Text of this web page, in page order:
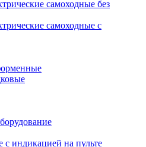
самоходные без
самоходные с
индикацией на пульте